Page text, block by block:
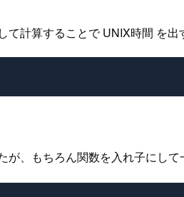
計算することで UNIX時間 を出
、もちろん関数を入れ子にして